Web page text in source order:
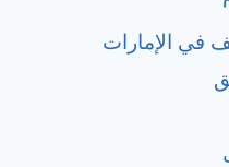
في الإمارات